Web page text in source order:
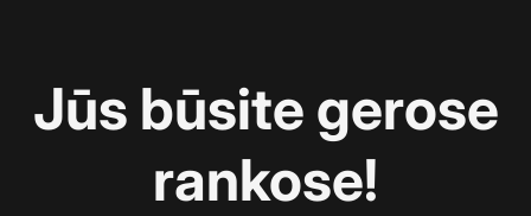
Jūs būsite gerose
rankose!